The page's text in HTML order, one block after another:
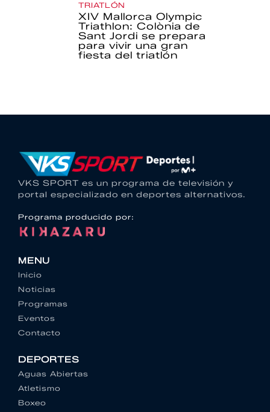
TRIATLÓN
XIV Mallorca Olympic
Triathlon: Colònia de
Sant Jordi se prepara
para vivir una gran
fiesta del triatlón
VKS SPORT es un programa de televisión y
portal especializado en deportes alternativos.
Programa producido por:
MENU
Inicio
Noticias
Programas
Eventos
Contacto
DEPORTES
Aguas Abiertas
Atletismo
Boxeo